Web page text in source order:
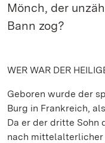
Mönch, der
Bann zog?
WER WAR DER
Geboren wurde der
Burg in Frankreich,
Da er der dritte Sohn
nach mittelalterlicher